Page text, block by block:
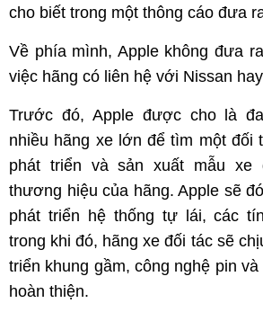
cho biết trong một thông cáo đưa
Về phía mình, Apple không đưa
việc hãng có liên hệ với Nissan
Trước đó, Apple được cho là
nhiều hãng xe lớn để tìm một đối
phát triển và sản xuất mẫu xe
thương hiệu của hãng. Apple sẽ
phát triển hệ thống tự lái, các
trong khi đó, hãng xe đối tác sẽ
triển khung gầm, công nghệ pin
hoàn thiện.